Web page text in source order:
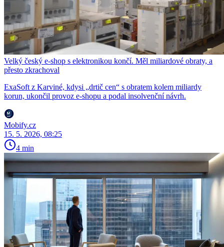
Velký český e-shop s elektronikou končí. Měl miliardové obraty, a
přesto zkrachoval
ExaSoft z Karviné, kdysi „drtič cen“ s obratem kolem miliardy
korun, ukončil provoz e-shopu a podal insolvenční návrh.
Mobify.cz
15. 5. 2026, 08:25
4 min